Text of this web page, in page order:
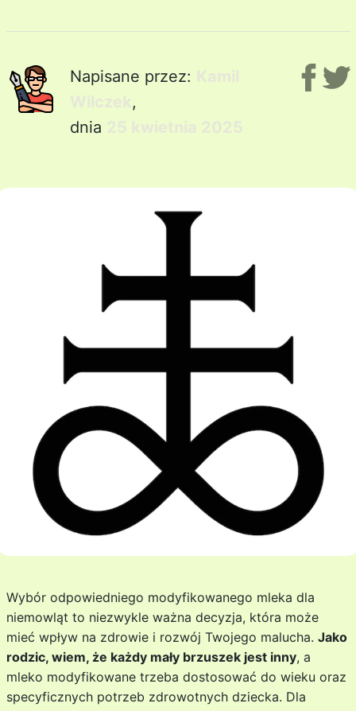
Napisane przez:
,
dnia
Wybór odpowiedniego modyfikowanego mleka dla
niemowląt to niezwykle ważna decyzja, która może
mieć wpływ na zdrowie i rozwój Twojego malucha. Jako
rodzic, wiem, że każdy mały brzuszek jest inny, a
mleko modyfikowane trzeba dostosować do wieku oraz
specyficznych potrzeb zdrowotnych dziecka. Dla